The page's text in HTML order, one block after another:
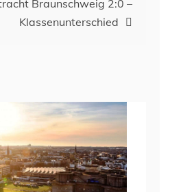
Braunschweig 2:0 –
Klassenunterschied